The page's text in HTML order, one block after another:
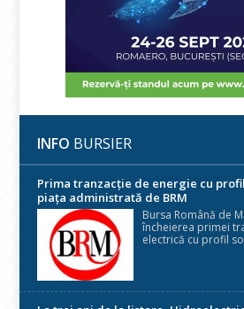
INFO BURSIER
Prima tranzacție de energie cu
piața administrată de BRM
Bursa Română de
încheierea primei
electrică cu profil